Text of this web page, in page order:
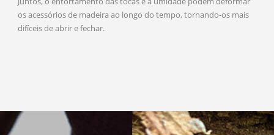
os acessórios de madeira ao longo do tempo, tornando-os mais
difíceis de abrir e fechar.